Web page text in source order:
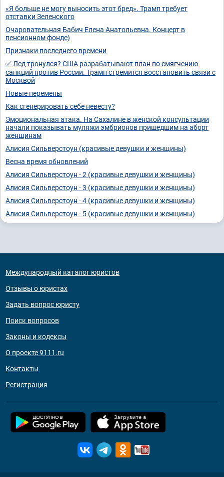
«Я больше не могу выносить этот бред». Трамп требует
отставки Зеленского
Очаровательная Бабич Елена Анатольевна. Концерт в
пенсионном фонде)
Признаки последнего времени
✅ Лед тронулся? США разрабатывают план по смягчению
санкций против России. Трамп стремится восстановить связи с
Москвой
Новые перемены
Как сгенерировать себе невесту?
Эмоциональная атака. На Сахалине в женской консультации
начали показывать муляжи эмбрионов пришедшим на аборт
женщинам
Алисия Сильверстоун (красивые девушки и женщины)
Весна время обновлений
Алисия Сильверстоун - 2 (красивые девушки и женщины)
Алисия Сильверстоун - 3 (красивые девушки и женщины)
Алисия Сильверстоун - 4 (красивые девушки и женщины)
Алисия Сильверстоун - 5 (красивые девушки и женщины)
Международный каталог юристов
Отзывы о юристах
Задать вопрос юристу
Поиск вопросов
Законы и кодексы
О проекте 9111.ru
Контакты
Регистрация